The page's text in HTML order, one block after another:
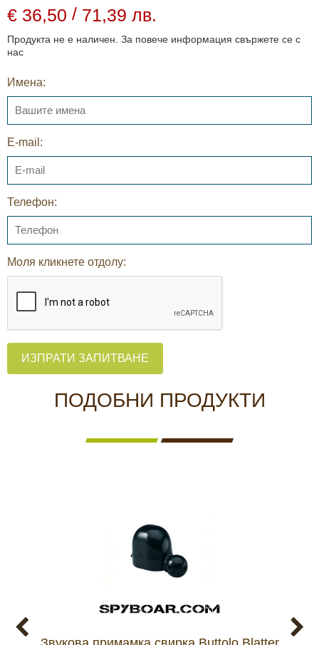
€ 36,50 / 71,39 лв.
Продукта не е наличен. За повече информация свържете се с
нас
Имена:
E-mail:
Телефон:
Моля кликнете отдолу:
ИЗПРАТИ ЗАПИТВАНЕ
ПОДОБНИ ПРОДУКТИ